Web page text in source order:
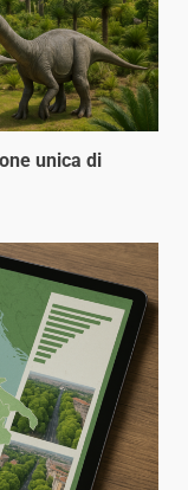
unica di